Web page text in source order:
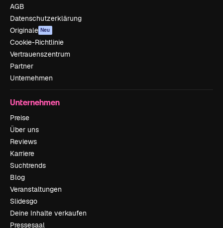
AGB
Datenschutzerklärung
Originale Neu
Cookie-Richtlinie
Vertrauenszentrum
Partner
Unternehmen
Unternehmen
Preise
Über uns
Reviews
Karriere
Suchtrends
Blog
Veranstaltungen
Slidesgo
Deine Inhalte verkaufen
Pressesaal